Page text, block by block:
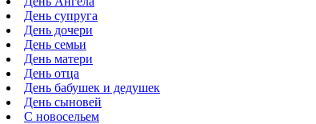
День супруга
День дочери
День семьи
День матери
День отца
День бабушек и дедушек
День сыновей
С новосельем